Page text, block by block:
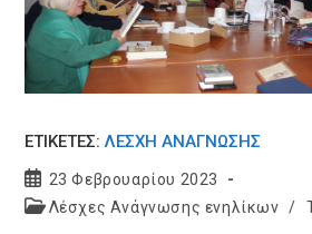
ΕΤΙΚΕΤΈΣ:ΛΈΣΧΗ ΑΝΆΓΝΩΣΗΣ
Post
published:
23 Φεβρουαρίου 2023
PostΛέσχες Ανάγνωσης ενηλίκων /